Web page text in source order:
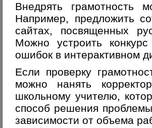
Внедрять грамотность
Например, предложить
сайтах, посвященных
Можно устроить
ошибок в интерактивном
Если проверку
можно нанять
школьному учителю,
способ решения
зависимости от объема